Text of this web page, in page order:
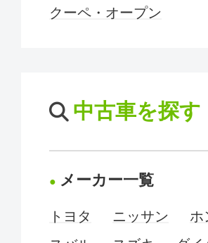
クーペ・オープン
中古車を探す
メーカー一覧
トヨタ ニッサン ホ